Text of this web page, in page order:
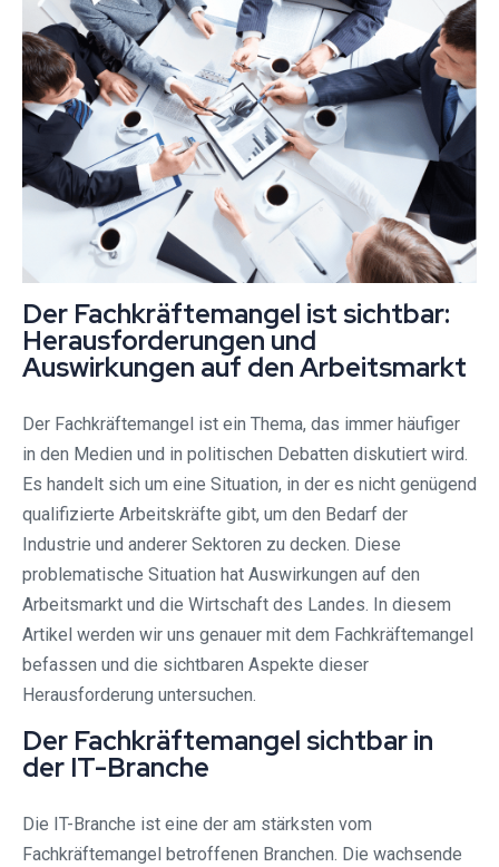
Der Fachkräftemangel ist sichtbar:
Herausforderungen und
Auswirkungen auf den Arbeitsmarkt
Der Fachkräftemangel ist ein Thema, das immer häufiger
in den Medien und in politischen Debatten diskutiert wird.
Es handelt sich um eine Situation, in der es nicht genügend
qualifizierte Arbeitskräfte gibt, um den Bedarf der
Industrie und anderer Sektoren zu decken. Diese
problematische Situation hat Auswirkungen auf den
Arbeitsmarkt und die Wirtschaft des Landes. In diesem
Artikel werden wir uns genauer mit dem Fachkräftemangel
befassen und die sichtbaren Aspekte dieser
Herausforderung untersuchen.
Der Fachkräftemangel sichtbar in
der IT-Branche
Die IT-Branche ist eine der am stärksten vom
Fachkräftemangel betroffenen Branchen. Die wachsende